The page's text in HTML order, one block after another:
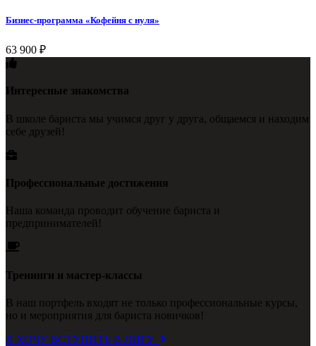
Бизнес-программа «Кофейня с нуля»
63 900 ₽
Интересные знакомства
В школе бариста мы учимся друг у друга, общаемся и находим
себе друзей!
Профессиональные достижения
Наша команда проводит обучение бариста и
предпринимателей!
Тренинги и мастер-классы
В наш портфель входят не только профессиональные курсы,
но и мероприятия для бариста новичков!
Я ХОЧУ ВСТУПИТЬ В ЛИГУ